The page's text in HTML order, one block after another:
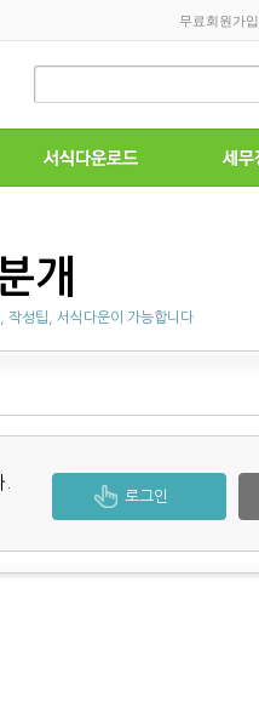
무료회원가입
개
작성팁, 서식다운이 가능합니다
로그인